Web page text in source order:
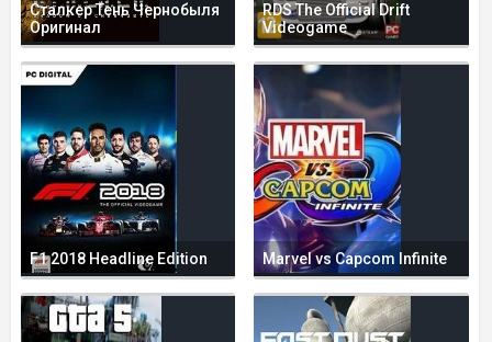
Сталкер Тень Чернобыля
Оригинал
RDS The Official Drift
Videogame
F1 2018 Headline Edition Marvel vs Capcom Infinite